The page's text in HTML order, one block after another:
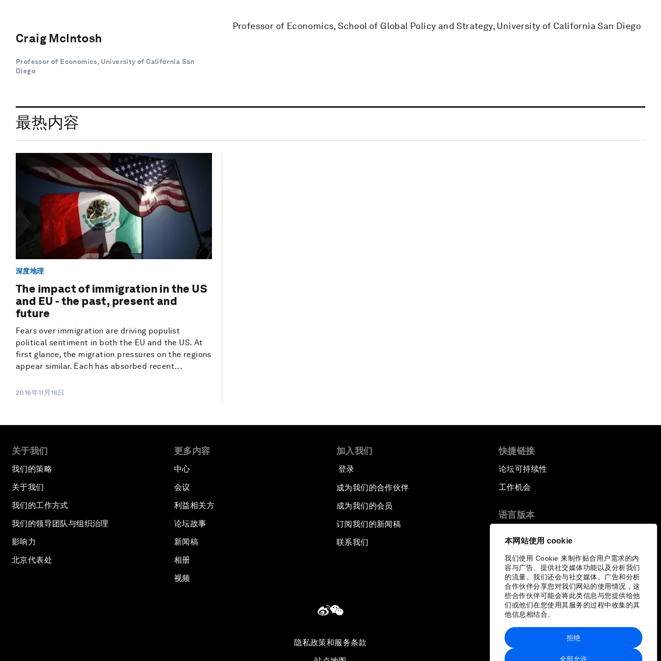
本网站使用 cookie
我们使用 Cookie 来制作贴合用户需求的内
容与广告、提供社交媒体功能以及分析我们
的流量。我们还会与社交媒体、广告和分析
合作伙伴分享您对我们网站的使用情况，这
些合作伙伴可能会将此类信息与您提供给他
们或他们在您使用其服务的过程中收集的其
他信息相结合。
全部允许
拒绝
Craig McIntosh
Professor of Economics, University of California San
Diego
Professor of Economics, School of Global Policy and Strategy, University of California San Diego
最热内容
深度地理
The impact of immigration in the US
and EU - the past, present and
future
Fears over immigration are driving populist
political sentiment in both the EU and the US. At
first glance, the migration pressures on the regions
appear similar. Each has absorbed recent...
2016年11月18日
关于我们
我们的策略
关于我们
我们的工作方式
我们的领导团队与组织治理
影响力
北京代表处
更多内容
中心
会议
利益相关方
论坛故事
新闻稿
相册
视频
加入我们
登录
成为我们的合作伙伴
成为我们的会员
订阅我们的新闻稿
联系我们
快捷链接
论坛可持续性
工作机会
语言版本
隐私政策和服务条款